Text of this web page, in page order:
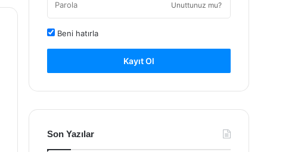
Unuttunuz mu?
Beni hatırla
Kayıt Ol
Son Yazılar